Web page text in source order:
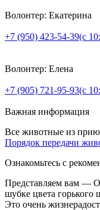
Волонтер: Екатерина
+7 (950) 423-54-39(с
Волонтер: Елена
+7 (905) 721-95-93(с
Важная информация
Все животные из
Порядок передачи
Ознакомьтесь с
Представляем вам —
шубке цвета
Это очень